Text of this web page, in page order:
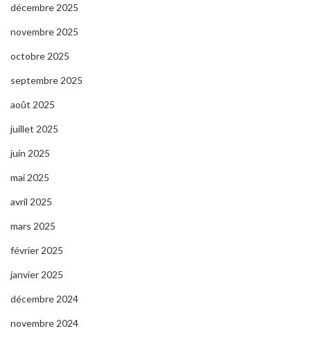
décembre 2025
novembre 2025
octobre 2025
septembre 2025
août 2025
juillet 2025
juin 2025
mai 2025
avril 2025
mars 2025
février 2025
janvier 2025
décembre 2024
novembre 2024